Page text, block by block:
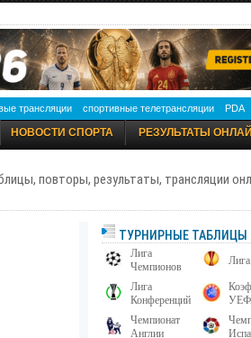
трансляции спортивные телетрансляции PDA
НОВОСТИ СПОРТА РЕЗУЛЬТАТЫ
повторы, результаты, трансляции
ТУРНИРНЫЕ ТАБЛИЦЫ
Лига
Чемпионов
Лига
Конференций
Чемпионат
Англии